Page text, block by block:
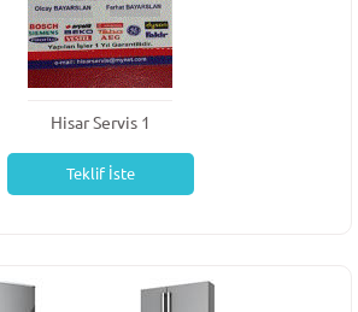
Hisar Servis 1
Teklif İste